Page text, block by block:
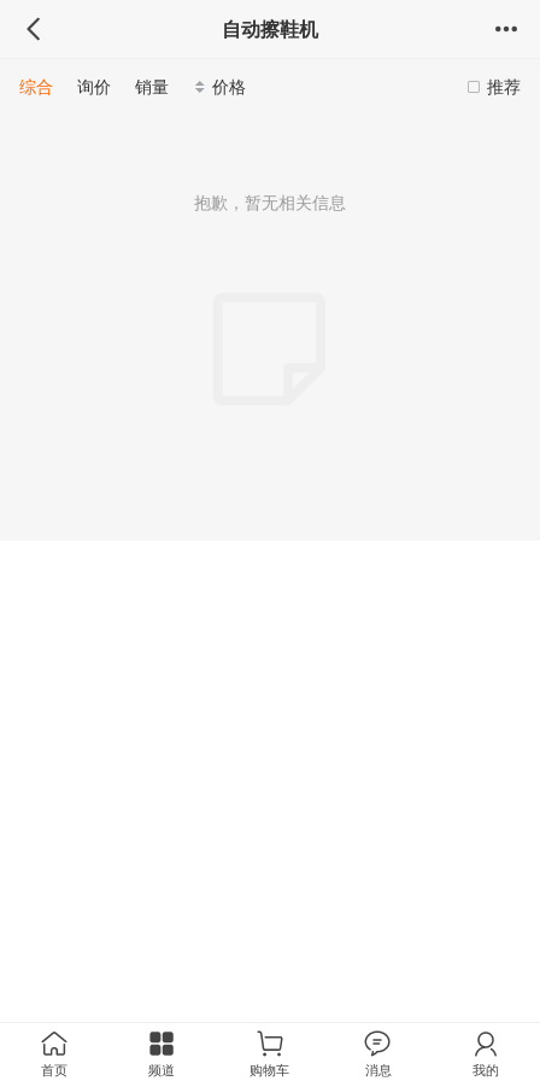
自动擦鞋机
推荐
综合 询价 销量 价格
抱歉，暂无相关信息
首页 频道 购物车 消息 我的